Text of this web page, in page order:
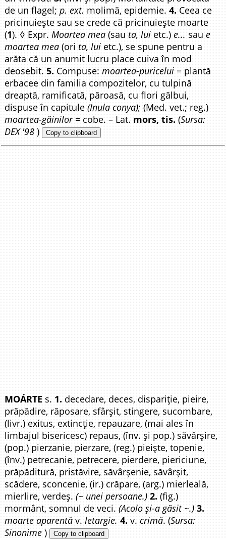
de un flagel;p. ext. molimă, epidemie.4. Ceea ce
pricinuiește sau se crede că pricinuiește moarte
(1). ◊ Expr. Moartea mea (sau ta, lui etc.)e... saue
moartea mea (ori ta, lui etc.), se spune pentru a
arăta că un anumit lucru place cuiva în mod
deosebit.5. Compuse:moartea-puricelui = plantă
erbacee din familia compozitelor, cu tulpină
dreaptă, ramificată, păroasă, cu flori gălbui,
dispuse în capitule(Inula conya); (Med. vet.; reg.)
moartea-găinilor= cobe. – Lat. mors, tis. (Sursa:
DEX '98 ) Copy to clipboard
MOÁRTE s. 1. decedare, deces, dispariție, pieire,
prăpădire, răposare, sfârșit, stingere, sucombare,
(livr.) exitus, extincție, repauzare, (mai ales în
limbajul bisericesc) repaus, (înv. și pop.) săvârșire,
(pop.) pierzanie, pierzare, (reg.) pieiște, topenie,
(înv.) petrecanie, petrecere, pierdere, piericiune,
prăpăditură, pristăvire, săvârșenie, săvârșit,
scădere, sconcenie, (ir.) crăpare, (arg.) mierleală,
mierlire, verdeș.(~ unei persoane.) 2. (fig.)
mormânt, somnul de veci.(Acolo și-a găsit ~.) 3.
moarte aparentă v.letargie. 4. v.crimă. (Sursa:
Sinonime ) Copy to clipboard